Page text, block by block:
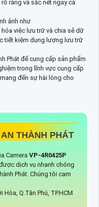
ràng và sắc nét ngay cả
ảnh như
việc lưu trữ và chia sẻ dữ
tiết kiệm dung lượng lưu trữ
Phát để cung cấp sản phẩm
trong lĩnh vực cung cấp
mang đến sự hài lòng cho
THÀNH PHÁT
Camera VP-4R0425P
dịch vụ nhanh chóng
Phát. Chúng tôi cam
Hòa, Q.Tân Phú, TP.HCM